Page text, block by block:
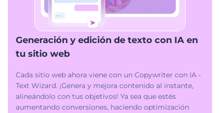
Generación y edición de texto con IA en
tu sitio web
Cada sitio web ahora viene con un Copywriter con IA -
Text Wizard. ¡Genera y mejora contenido al instante,
alineándolo con tus objetivos! Ya sea que estés
aumentando conversiones, haciendo optimización